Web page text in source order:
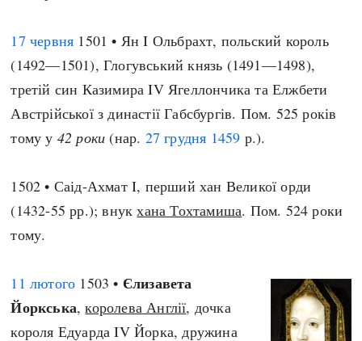
17 червня 1501 • Ян I Ольбрахт, польский король
(1492—1501), Глогувський князь (1491—1498),
третій син Казимира IV Ягеллончика та Елжбети
Австрійської з династії Габсбургів. Пом. 525 років
тому у 42 роки (нар. 27 грудня 1459 р.).
1502 • Саід-Ахмат I, перший хан Великої орди
(1432-55 рр.); внукхана Тохтамиша. Пом. 524 роки
тому.
11 лютого 1503 • Єлизавета
Йоркська,королева Англії, дочка
короля Едуарда IV Йорка, дружина